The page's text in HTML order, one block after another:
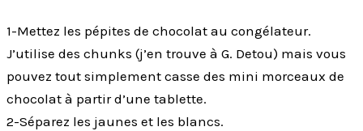
1-Mettez les pépites de chocolat au congélateur.
J’utilise des chunks (j’en trouve à G. Detou) mais vous
pouvez tout simplement casse des mini morceaux de
chocolat à partir d’une tablette.
2-Séparez les jaunes et les blancs.